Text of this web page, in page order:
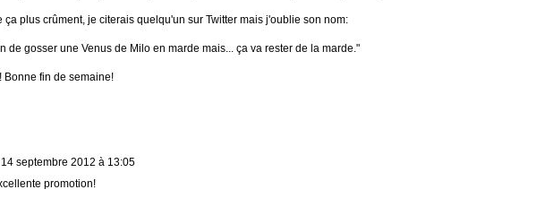
ça plus crûment, je citerais quelqu'un sur Twitter mais j'oublie son nom:
de gosser une Venus de Milo en marde mais... ça va rester de la marde."
Bonne fin de semaine!
14 septembre 2012 à 13:05
promotion!